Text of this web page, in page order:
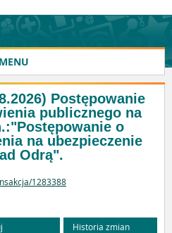
MENU
Postępowanie
publicznego na
o
na ubezpieczenie
Odrą".
1283388
Historia zmian